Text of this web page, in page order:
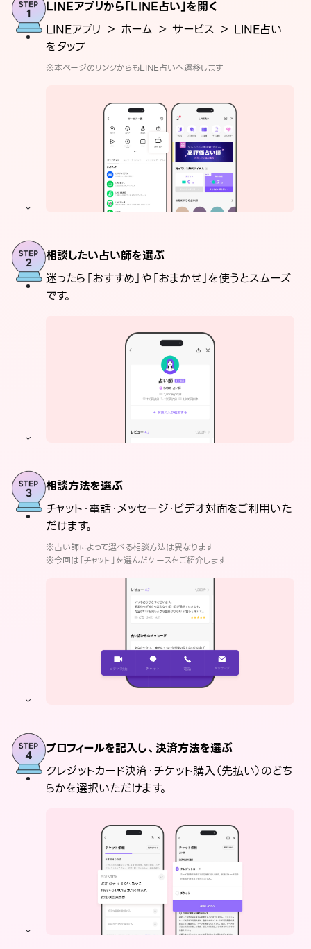
LINEアプリから「LINE占い」を開く
LINEアプリ ＞ ホーム ＞ サービス ＞ LINE占い
をタップ
※本ページのリンクからもLINE占いへ遷移します
相談したい占い師を選ぶ
迷ったら「おすすめ」や「おまかせ」を使うとスムーズ
です。
相談方法を選ぶ
チャット・電話・メッセージ・ビデオ対面をご利用いた
だけます。
※占い師によって選べる相談方法は異なります
※今回は「チャット」を選んだケースをご紹介します
プロフィールを記入し、決済方法を選ぶ
クレジットカード決済・チケット購入（先払い）のどち
らかを選択いただけます。